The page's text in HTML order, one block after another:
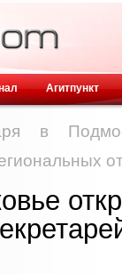
Агитпункт
в